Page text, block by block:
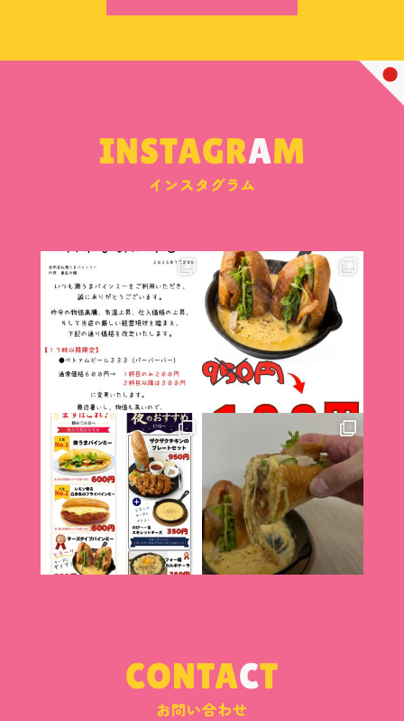
INSTAGRAM
インスタグラム
CONTACT
お問い合わせ